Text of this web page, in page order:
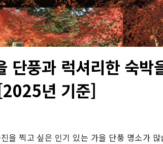
단풍과 럭셔리한 숙박
년 기준]
을 찍고 싶은 인기 있는 가을 단풍 명소가